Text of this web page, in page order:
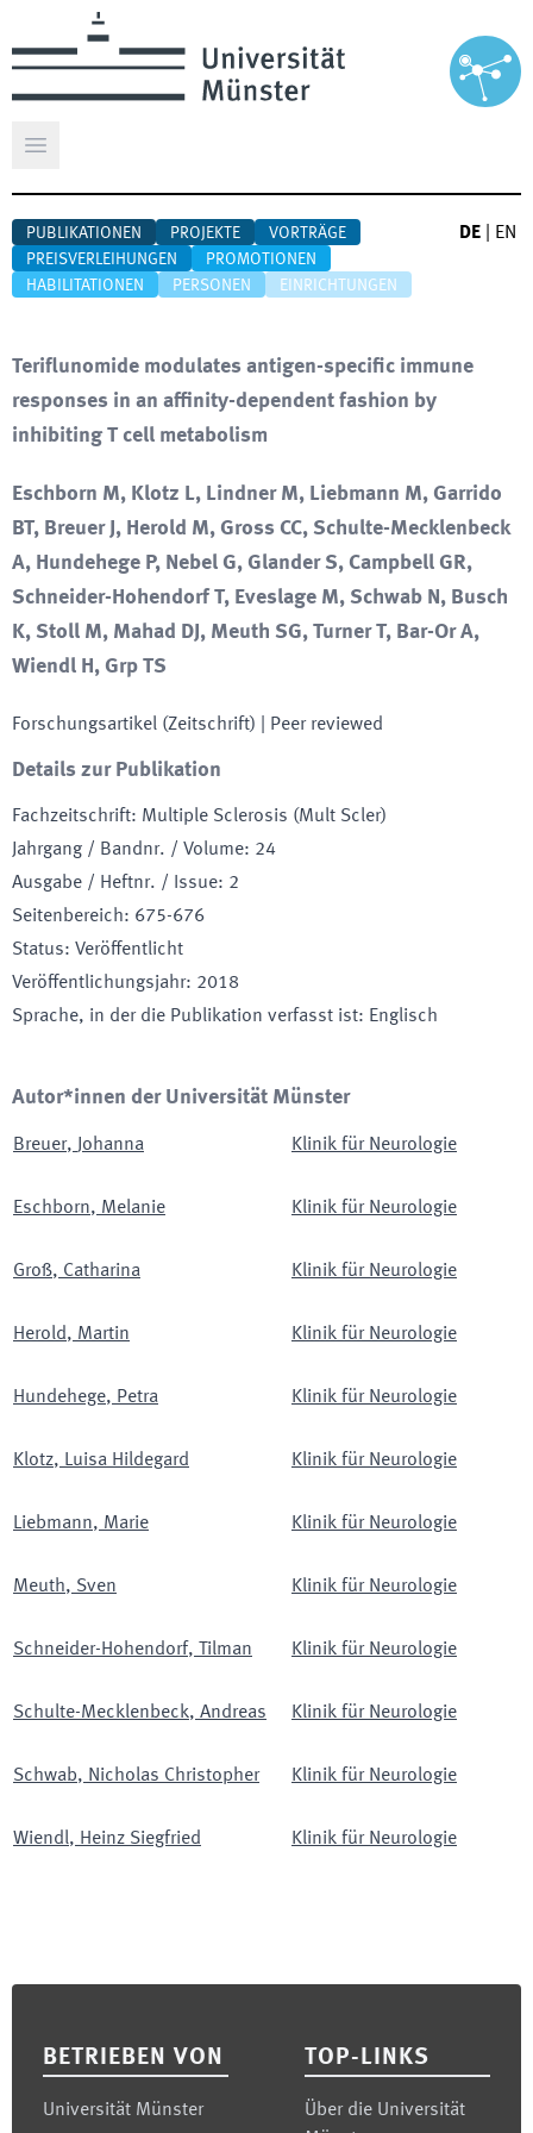
Hauptmenü öffnen
PUBLIKATIONEN PROJEKTE
VORTRÄGE
PREISVERLEIHUNGEN
PROMOTIONEN
HABILITATIONEN
PERSONEN EINRICHTUNGEN
DE EN
Teriflunomide modulates antigen-specific immune
responses in an affinity-dependent fashion by
inhibiting T cell metabolism
Eschborn M, Klotz L, Lindner M, Liebmann M, Garrido
BT, Breuer J, Herold M, Gross CC, Schulte-Mecklenbeck
A, Hundehege P, Nebel G, Glander S, Campbell GR,
Schneider-Hohendorf T, Eveslage M, Schwab N, Busch
K, Stoll M, Mahad DJ, Meuth SG, Turner T, Bar-Or A,
Wiendl H, Grp TS
Forschungsartikel (Zeitschrift) | Peer reviewed
Details zur Publikation
Fachzeitschrift: Multiple Sclerosis (Mult Scler)
Jahrgang / Bandnr. / Volume: 24
Ausgabe / Heftnr. / Issue: 2
Seitenbereich: 675-676
Status: Veröffentlicht
Veröffentlichungsjahr: 2018
Sprache, in der die Publikation verfasst ist: Englisch
Autor*innen der Universität Münster
Breuer, Johanna Klinik für Neurologie
Eschborn, Melanie Klinik für Neurologie
Groß, Catharina Klinik für Neurologie
Herold, Martin Klinik für Neurologie
Hundehege, Petra Klinik für Neurologie
Klotz, Luisa Hildegard Klinik für Neurologie
Liebmann, Marie Klinik für Neurologie
Meuth, Sven Klinik für Neurologie
Schneider-Hohendorf, Tilman Klinik für Neurologie
Schulte-Mecklenbeck, Andreas Klinik für Neurologie
Schwab, Nicholas Christopher Klinik für Neurologie
Wiendl, Heinz Siegfried Klinik für Neurologie
BETRIEBEN VON
Universität Münster
TOP-LINKS
Über die Universität